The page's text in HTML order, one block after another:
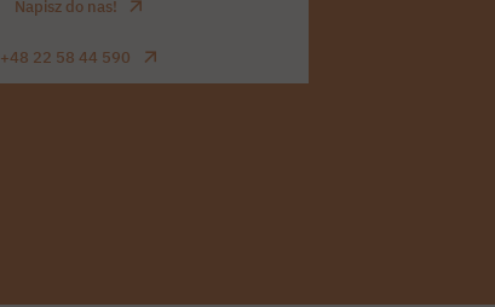
Napisz do nas!
+48 22 58 44 590